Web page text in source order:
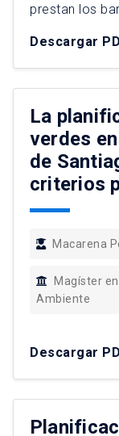
prestan los
del
visión más
Los
el […]
Descargar
La
verdes
de
criterios
Macarena
Magíster
Ambiente
Descargar